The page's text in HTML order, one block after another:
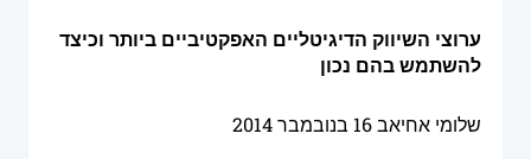
ערוצי השיווק הדיגיטליים האפקטיביים ביותר וכיצד
להשתמש בהם נכון
שלומי אחיאב16 בנובמבר 2014